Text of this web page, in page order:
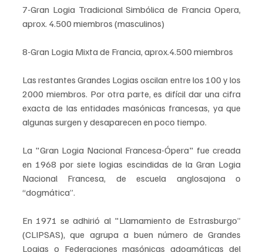
7-Gran Logia Tradicional Simbólica de Francia Opera,
aprox. 4.500 miembros (masculinos)
8-Gran Logia Mixta de Francia, aprox.4.500 miembros
Las restantes Grandes Logias oscilan entre los 100 y los
2000 miembros. Por otra parte, es difícil dar una cifra
exacta de las entidades masónicas francesas, ya que
algunas surgen y desaparecen en poco tiempo.
La "Gran Logia Nacional Francesa-Ópera" fue creada
en 1968 por siete logias escindidas de la Gran Logia
Nacional Francesa, de escuela anglosajona o
“dogmática”.
En 1971 se adhirió al "Llamamiento de Estrasburgo”
(CLIPSAS), que agrupa a buen número de Grandes
Logias o Federaciones masónicas adogmáticas del